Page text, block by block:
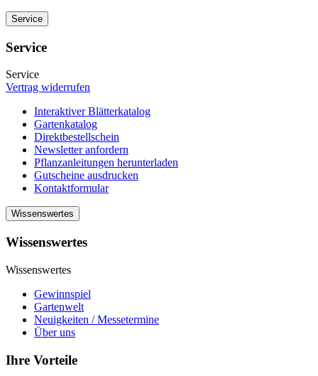
Service
Service
Service
Vertrag widerrufen
Interaktiver Blätterkatalog
Gartenkatalog
Direktbestellschein
Newsletter anfordern
Pflanzanleitungen herunterladen
Gutscheine ausdrucken
Kontaktformular
Wissenswertes
Wissenswertes
Wissenswertes
Gewinnspiel
Gartenwelt
Neuigkeiten / Messetermine
Über uns
Ihre Vorteile